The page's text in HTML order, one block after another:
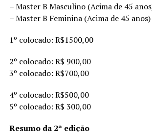
– Master B Masculino (Acima de 45
– Master B Feminina (Acima de 45 anos)
1º colocado: R$1500,00
2º colocado: R$ 900,00
3º colocado: R$700,00
4º colocado: R$500,00
5º colocado: R$ 300,00
Resumo da 2ª edição